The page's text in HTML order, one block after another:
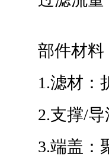
部件材料
1.滤材：折
2.支撑/导
3.端盖：